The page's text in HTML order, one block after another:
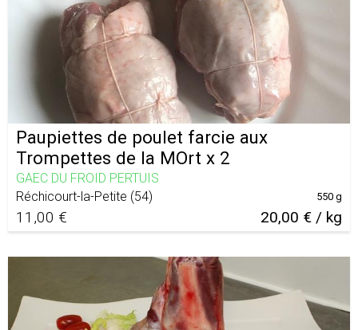
Paupiettes de poulet farcie aux
Trompettes de la MOrt x 2
GAEC DU FROID PERTUIS
Réchicourt-la-Petite (54)
11,00 € 20,00 € / kg
550 g